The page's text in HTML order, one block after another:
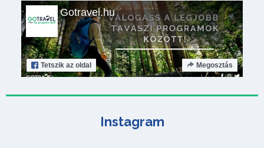
Gotravel.hu
Tetszik az oldal Megosztás
Instagram